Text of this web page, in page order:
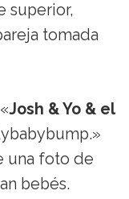
superior,
tomada
Josh & Yo & el
una foto de
bebés.